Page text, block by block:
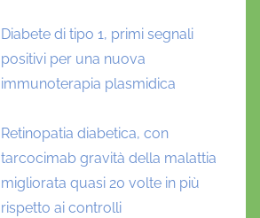
Diabete di tipo 1, primi segnali
positivi per una nuova
immunoterapia plasmidica
Retinopatia diabetica, con
tarcocimab gravità della malattia
migliorata quasi 20 volte in più
rispetto ai controlli